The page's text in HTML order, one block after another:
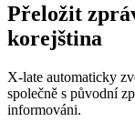
Přeložit
korejština
X-late automaticky
společně s původní
informováni.